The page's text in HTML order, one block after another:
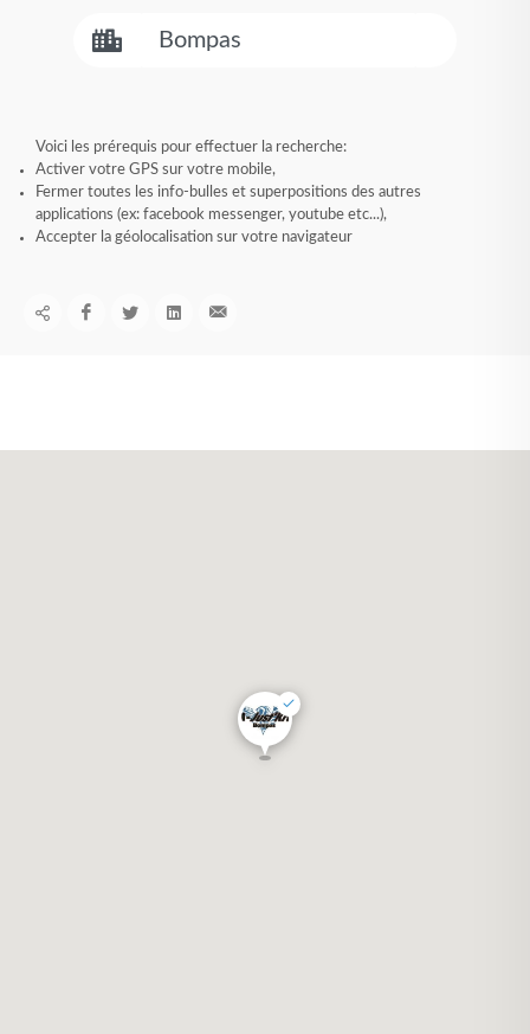
Voici les prérequis pour effectuer la recherche:
Activer votre GPS sur votre mobile,
Fermer toutes les info-bulles et superpositions des autres
applications (ex: facebook messenger, youtube etc...),
Accepter la géolocalisation sur votre navigateur